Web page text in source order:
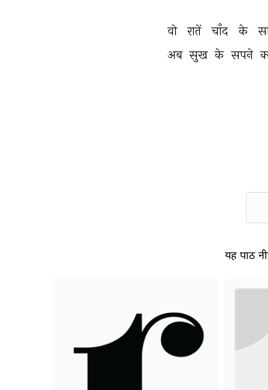
वो रातें चाँद के
अब सुख के सपने
यह पाठ